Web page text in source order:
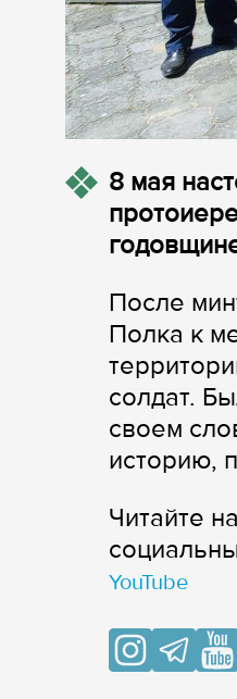
8 мая
После
Полка к
солдат.
своем
историю,
Читайте
YouTube